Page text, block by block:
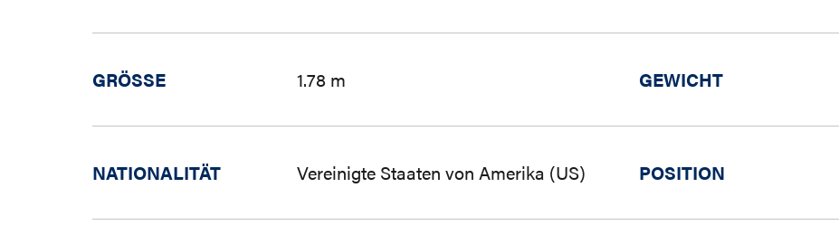
GRÖSSE 1.78 m GEWICHT
NATIONALITÄT Vereinigte Staaten von Amerika (US) POSITION